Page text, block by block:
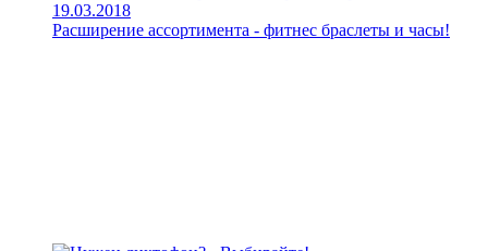
19.03.2018
Расширение ассортимента - фитнес браслеты и часы!